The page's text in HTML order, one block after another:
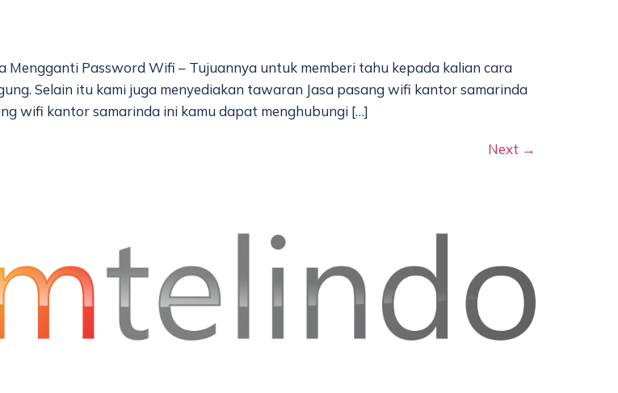
Password Wifi – Tujuannya untuk memberi tahu kepada kalian cara
Selain itu kami juga menyediakan tawaran Jasa pasang wifi kantor samarinda
wifi kantor samarinda ini kamu dapat menghubungi […]
Next →